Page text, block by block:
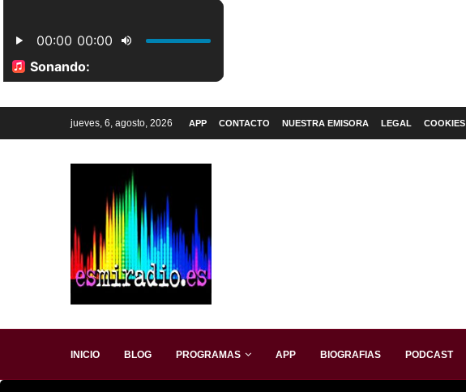
jueves, 6, agosto, 2026 APP CONTACTO NUESTRA EMISORA LEGAL COOKIES
INICIO BLOG PROGRAMAS APP BIOGRAFIAS PODCAST